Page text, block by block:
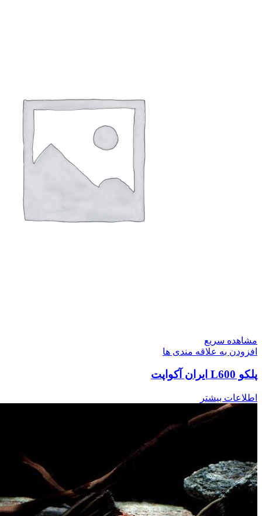
مشاهده سریع
افزودن به علاقه مندی ها
پلکو L600 ایران آکواپت
اطلاعات بیشتر